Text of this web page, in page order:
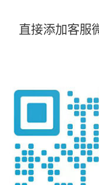
直接添加客服